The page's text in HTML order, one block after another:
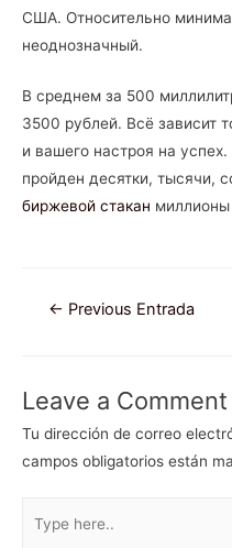
США. Относительно
неоднозначный.
В среднем за 500
3500 рублей. Всё зависит
и вашего настроя на
пройден десятки, тысячи,
биржевой стакан
Navegación
← Previous Entrada
Leave a Comment
Tu dirección de correo
campos obligatorios están
here..